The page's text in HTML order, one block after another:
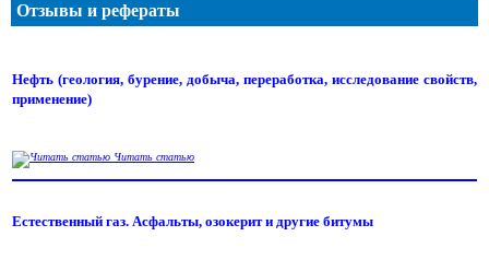
Отзывы и рефераты
Нефть (геология, бурение, добыча, переработка, исследование свойств,
применение)
Читать статью
Естественный газ. Асфальты, озокерит и другие битумы